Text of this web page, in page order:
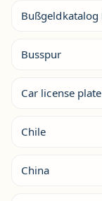
Busspur
Car license
Chile
China